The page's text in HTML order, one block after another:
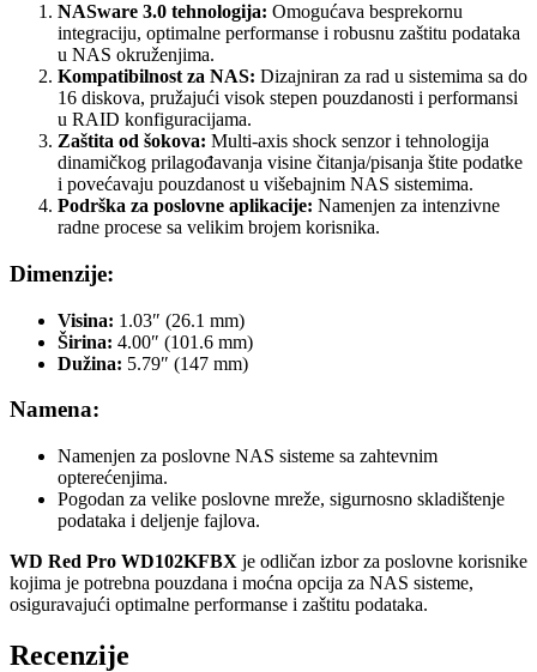
NASware 3.0 tehnologija: Omogućava besprekornu
integraciju, optimalne performanse i robusnu zaštitu podataka
u NAS okruženjima.
Kompatibilnost za NAS: Dizajniran za rad u sistemima sa do
16 diskova, pružajući visok stepen pouzdanosti i performansi
u RAID konfiguracijama.
Zaštita od šokova: Multi-axis shock senzor i tehnologija
dinamičkog prilagođavanja visine čitanja/pisanja štite podatke
i povećavaju pouzdanost u višebajnim NAS sistemima.
Podrška za poslovne aplikacije: Namenjen za intenzivne
radne procese sa velikim brojem korisnika.
Dimenzije:
Visina: 1.03″ (26.1 mm)
Širina: 4.00″ (101.6 mm)
Dužina: 5.79″ (147 mm)
Namena:
Namenjen za poslovne NAS sisteme sa zahtevnim
opterećenjima.
Pogodan za velike poslovne mreže, sigurnosno skladištenje
podataka i deljenje fajlova.
WD Red Pro WD102KFBX je odličan izbor za poslovne korisnike
kojima je potrebna pouzdana i moćna opcija za NAS sisteme,
osiguravajući optimalne performanse i zaštitu podataka.
Recenzije